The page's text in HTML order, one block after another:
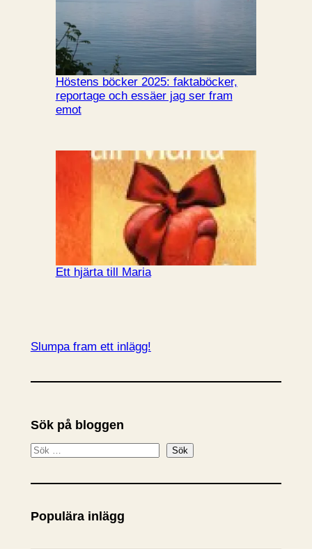
Höstens böcker 2025: faktaböcker,
reportage och essäer jag ser fram
emot
Ett hjärta till Maria
Slumpa fram ett inlägg!
Sök på bloggen
S
k
Sök
Populära inlägg